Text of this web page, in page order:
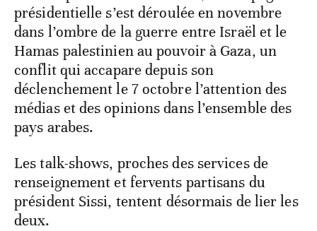
présidentielle s’est déroulée en novembre
dans l’ombre de la guerre entre Israël et le
Hamas palestinien au pouvoir à Gaza, un
conflit qui accapare depuis son
déclenchement le 7 octobre l’attention des
médias et des opinions dans l’ensemble des
pays arabes.
Les talk-shows, proches des services de
renseignement et fervents partisans du
président Sissi, tentent désormais de lier les
deux.